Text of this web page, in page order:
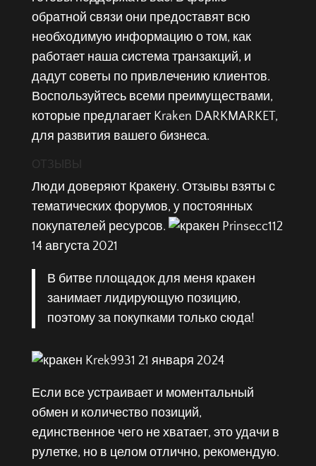
обратной связи они предоставят всю
необходимую информацию о том, как
работает наша система транзакций, и
дадут советы по привлечению клиентов.
Воспользуйтесь всеми преимуществами,
которые предлагает Kraken DARKMARKET,
для развития вашего бизнеса.
ОТЗЫВЫ
Люди доверяют Кракену. Отзывы взяты с
тематических форумов, у постоянных
покупателей ресурсов.
Prinsecc112
14 августа 2021
В битве площадок для меня кракен
занимает лидирующую позицию,
поэтому за покупками только сюда!
Krek9931 21 января 2024
Если все устраивает и моментальный
обмен и количество позиций,
единственное чего не хватает, это удачи в
рулетке, но в целом отлично, рекомендую.